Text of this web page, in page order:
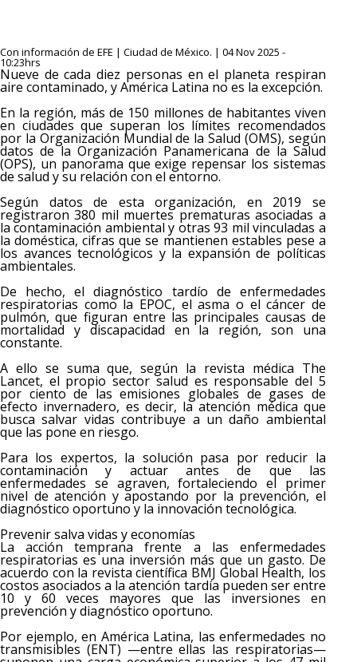
Con información de EFE | Ciudad de México. | 04 Nov 2025 -
10:23hrs
Nueve de cada diez personas en el planeta respiran
aire contaminado, y América Latina no es la excepción.
En la región, más de 150 millones de habitantes viven
en ciudades que superan los límites recomendados
por la Organización Mundial de la Salud (OMS), según
datos de la Organización Panamericana de la Salud
(OPS), un panorama que exige repensar los sistemas
de salud y su relación con el entorno.
Según datos de esta organización, en 2019 se
registraron 380 mil muertes prematuras asociadas a
la contaminación ambiental y otras 93 mil vinculadas a
la doméstica, cifras que se mantienen estables pese a
los avances tecnológicos y la expansión de políticas
ambientales.
De hecho, el diagnóstico tardío de enfermedades
respiratorias como la EPOC, el asma o el cáncer de
pulmón, que figuran entre las principales causas de
mortalidad y discapacidad en la región, son una
constante.
A ello se suma que, según la revista médica The
Lancet, el propio sector salud es responsable del 5
por ciento de las emisiones globales de gases de
efecto invernadero, es decir, la atención médica que
busca salvar vidas contribuye a un daño ambiental
que las pone en riesgo.
Para los expertos, la solución pasa por reducir la
contaminación y actuar antes de que las
enfermedades se agraven, fortaleciendo el primer
nivel de atención y apostando por la prevención, el
diagnóstico oportuno y la innovación tecnológica.
Prevenir salva vidas y economías
La acción temprana frente a las enfermedades
respiratorias es una inversión más que un gasto. De
acuerdo con la revista científica BMJ Global Health, los
costos asociados a la atención tardía pueden ser entre
10 y 60 veces mayores que las inversiones en
prevención y diagnóstico oportuno.
Por ejemplo, en América Latina, las enfermedades no
transmisibles (ENT) —entre ellas las respiratorias—